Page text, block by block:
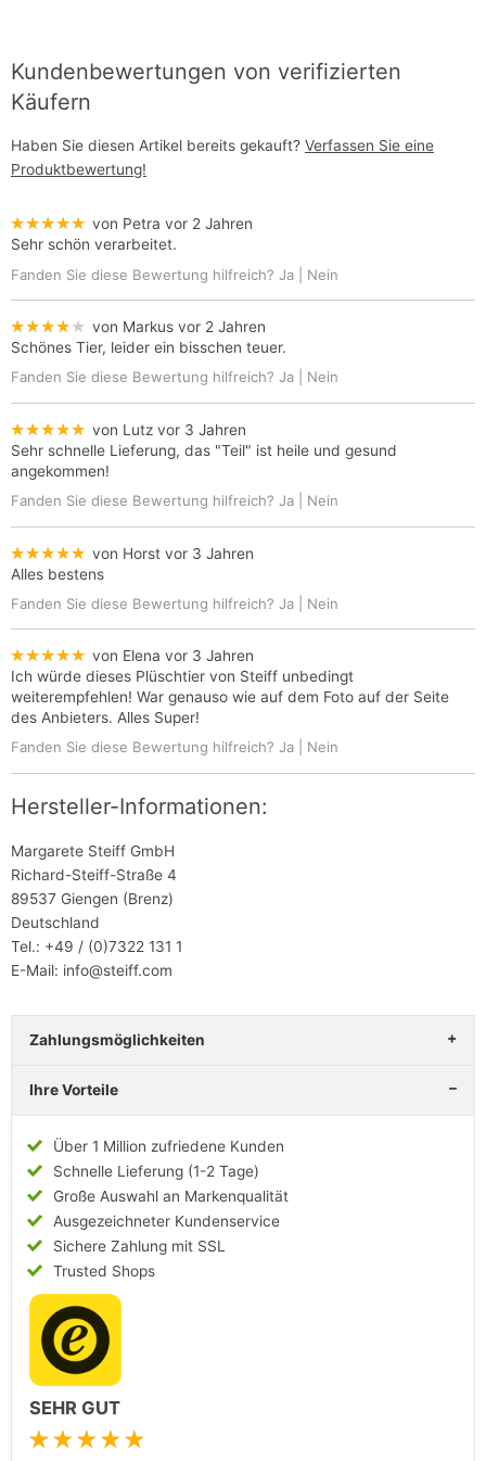
Kundenbewertungen von verifizierten
Käufern
Haben Sie diesen Artikel bereits gekauft? Verfassen Sie eine
Produktbewertung!
★★★★★ von Petra vor 2 Jahren
Sehr schön verarbeitet.
Fanden Sie diese Bewertung hilfreich? Ja Nein
★★★★★ von Markus vor 2 Jahren
Schönes Tier, leider ein bisschen teuer.
Fanden Sie diese Bewertung hilfreich? Ja Nein
★★★★★ von Lutz vor 3 Jahren
Sehr schnelle Lieferung, das "Teil" ist heile und gesund
angekommen!
Fanden Sie diese Bewertung hilfreich? Ja Nein
★★★★★ von Horst vor 3 Jahren
Alles bestens
Fanden Sie diese Bewertung hilfreich? Ja Nein
★★★★★ von Elena vor 3 Jahren
Ich würde dieses Plüschtier von Steiff unbedingt
weiterempfehlen! War genauso wie auf dem Foto auf der Seite
des Anbieters. Alles Super!
Fanden Sie diese Bewertung hilfreich? Ja Nein
Hersteller-Informationen:
Margarete Steiff GmbH
Richard-Steiff-Straße 4
89537 Giengen (Brenz)
Deutschland
Tel.: +49 / (0)7322 131 1
E-Mail: info@steiff.com
Zahlungsmöglichkeiten
Ihre Vorteile
Über 1 Million zufriedene Kunden
Schnelle Lieferung (1-2 Tage)
Große Auswahl an Markenqualität
Ausgezeichneter Kundenservice
Sichere Zahlung mit SSL
Trusted Shops
SEHR GUT
★★★★★